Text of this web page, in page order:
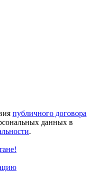
публичного договора
данных в
.